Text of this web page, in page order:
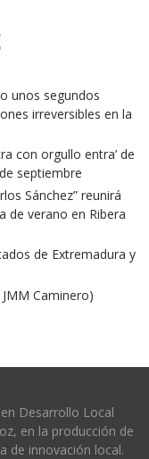
unos segundos
irreversibles en la
con orgullo entra’ de
septiembre
Sánchez” reunirá
de verano en Ribera
de Extremadura y
Caminero)
Desarrollo Local
en la producción de
de innovación local.